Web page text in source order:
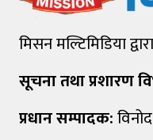
मिसन मल्टिमिडिया
सूचना तथा प्रशारण
प्रधान सम्पादक: